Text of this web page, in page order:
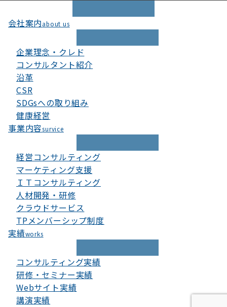
会社案内about us
企業理念・クレド
コンサルタント紹介
沿革
CSR
SDGsへの取り組み
健康経営
事業内容survice
経営コンサルティング
マーケティング支援
ＩＴコンサルティング
人材開発・研修
クラウドサービス
TPメンバーシップ制度
実績works
コンサルティング実績
研修・セミナー実績
Webサイト実績
講演実績